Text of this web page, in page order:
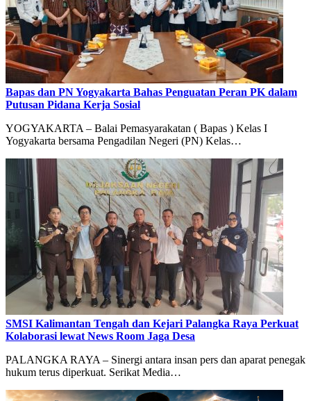
Bapas dan PN Yogyakarta Bahas Penguatan Peran PK dalam
Putusan Pidana Kerja Sosial
YOGYAKARTA – Balai Pemasyarakatan ( Bapas ) Kelas I
Yogyakarta bersama Pengadilan Negeri (PN) Kelas…
SMSI Kalimantan Tengah dan Kejari Palangka Raya Perkuat
Kolaborasi lewat News Room Jaga Desa
PALANGKA RAYA – Sinergi antara insan pers dan aparat penegak
hukum terus diperkuat. Serikat Media…